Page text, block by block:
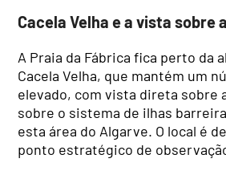
Cacela Velha e a vista sobre
A Praia da Fábrica fica perto da
Cacela Velha, que mantém um
elevado, com vista direta sobre
sobre o sistema de ilhas
esta área do Algarve. O local é
ponto estratégico de